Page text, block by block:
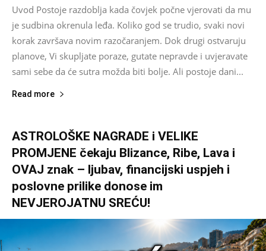
Uvod Postoje razdoblja kada čovjek počne vjerovati da mu
je sudbina okrenula leđa. Koliko god se trudio, svaki novi
korak završava novim razočaranjem. Dok drugi ostvaruju
planove, Vi skupljate poraze, gutate nepravde i uvjeravate
sami sebe da će sutra možda biti bolje. Ali postoje dani...
Read more
ASTROLOŠKE NAGRADE i VELIKE
PROMJENE čekaju Blizance, Ribe, Lava i
OVAJ znak – ljubav, financijski uspjeh i
poslovne prilike donose im
NEVJEROJATNU SREĆU!